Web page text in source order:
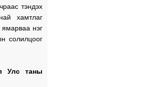
тэндэх
хамтлаг
нэг
солилцоог
Улс таны